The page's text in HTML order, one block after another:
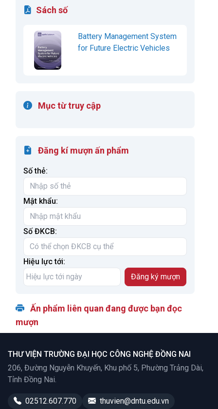
Sách số
Battery Management System
for Future Electric Vehicles
Mục từ truy cập
Đăng kí mượn ấn phẩm
Số thẻ:
Mật khẩu:
Số ĐKCB:
Hiệu lực tới:
Ấn phẩm liên quan đang được bạn đọc
mượn
THƯ VIỆN TRƯỜNG ĐẠI HỌC CÔNG NGHỆ ĐỒNG NAI
206, Đường Nguyễn Khuyến, Khu phố 5, Phường Trảng Dài,
Tỉnh Đồng Nai.
02512.607.770 thuvien@dntu.edu.vn